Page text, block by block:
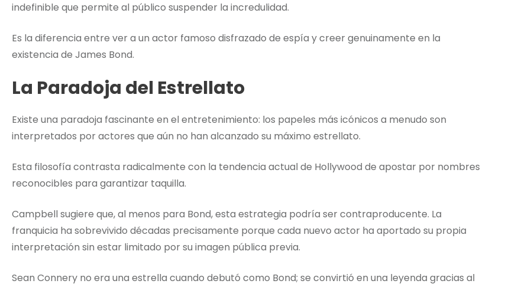
indefinible que permite al público suspender la incredulidad.
Es la diferencia entre ver a un actor famoso disfrazado de espía y creer genuinamente en la
existencia de James Bond.
La Paradoja del Estrellato
Existe una paradoja fascinante en el entretenimiento: los papeles más icónicos a menudo son
interpretados por actores que aún no han alcanzado su máximo estrellato.
Esta filosofía contrasta radicalmente con la tendencia actual de Hollywood de apostar por nombres
reconocibles para garantizar taquilla.
Campbell sugiere que, al menos para Bond, esta estrategia podría ser contraproducente. La
franquicia ha sobrevivido décadas precisamente porque cada nuevo actor ha aportado su propia
interpretación sin estar limitado por su imagen pública previa.
Sean Connery no era una estrella cuando debutó como Bond; se convirtió en una leyenda gracias al